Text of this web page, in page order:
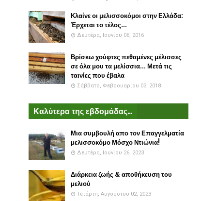
Κλαίνε οι μελισσοκόμοι στην Ελλάδα:
Έρχεται το τέλος...
Δευτέρα, Ιουνίου 06, 2016
Βρίσκω χούφτες πεθαμένες μέλισσες
σε όλα μου τα μελίσσια... Μετά τις
ταινίες που έβαλα
Σάββατο, Φεβρουαρίου 03, 2018
Καλύτερα της εβδομάδας...
Μια συμβουλή απο τον Επαγγελματία
μελισσοκόμο Μόσχο Ντιώνια!
Δευτέρα, Ιουνίου 26, 2023
Διάρκεια ζωής & αποθήκευση του
μελιού
Τετάρτη, Αυγούστου 02, 2023